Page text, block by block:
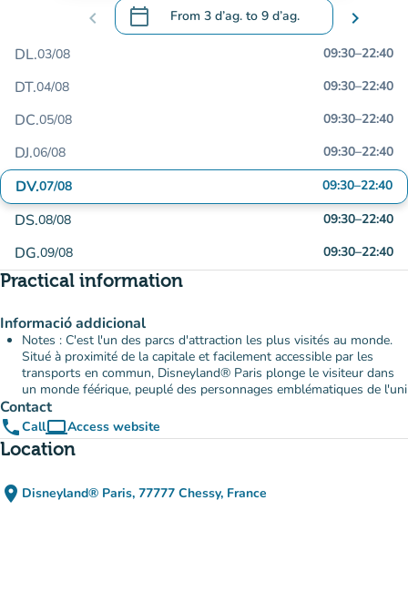
chevron_left calendar_today From 3 d’ag. to 9 d’ag.
.Open the calendar to change dates
chevron_right
DL.03/08 09:30–22:40
DT.04/08 09:30–22:40
DC.05/08 09:30–22:40
DJ.06/08 09:30–22:40
DV.07/08 09:30–22:40
DS.08/08 09:30–22:40
DG.09/08 09:30–22:40
Practical information
Informació addicional
Notes : C'est l'un des parcs d'attraction les plus visités au monde.
Situé à proximité de la capitale et facilement accessible par les
transports en commun, Disneyland® Paris plonge le visiteur dans
un monde féérique, peuplé des personnages emblématiques de l'uni
Contact
phoneCallcomputerAccess website
(new tab)
Location
place Disneyland® Paris, 77777 Chessy, France
(open in Google Maps)
(new tab)